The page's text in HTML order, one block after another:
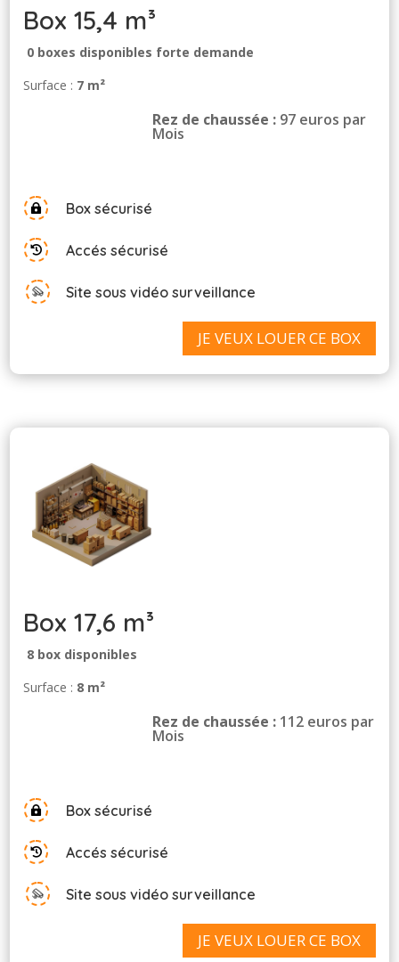
Box 15,4 m³
0 boxes disponibles forte demande
Surface : 7 m²
Rez de chaussée : 97 euros par
Mois
 Box sécurisé
 Accés sécurisé
Site sous vidéo surveillance
JE VEUX LOUER CE BOX
Box 17,6 m³
8 box disponibles
Surface : 8 m²
Rez de chaussée : 112 euros par
Mois
 Box sécurisé
 Accés sécurisé
Site sous vidéo surveillance
JE VEUX LOUER CE BOX